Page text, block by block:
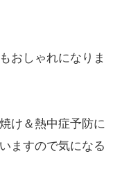
おしゃれになりま
け＆熱中症予防に
ますので気になる